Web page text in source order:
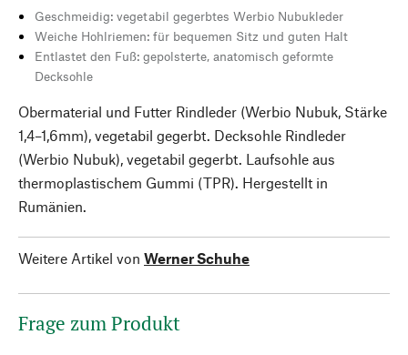
Geschmeidig: vegetabil gegerbtes Werbio Nubukleder
Weiche Hohlriemen: für bequemen Sitz und guten Halt
Entlastet den Fuß: gepolsterte, anatomisch geformte
Decksohle
Obermaterial und Futter Rindleder (Werbio Nubuk, Stärke
1,4–1,6mm), vegetabil gegerbt. Decksohle Rindleder
(Werbio Nubuk), vegetabil gegerbt. Laufsohle aus
thermoplastischem Gummi (TPR). Hergestellt in
Rumänien.
Weitere Artikel von Werner Schuhe
Frage zum Produkt